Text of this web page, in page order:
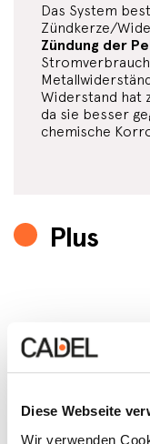
Diese Webseite
Wir verwenden
Das System
Zündkerze/
Zündung der
Widerstand hat
da sie besser
chemische
Plus
Comfort
Ofens auf Stufe